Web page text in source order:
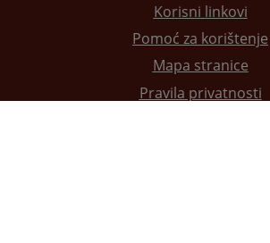
Korisni linkovi
Pomoć za korištenje
Mapa stranice
Pravila privatnosti